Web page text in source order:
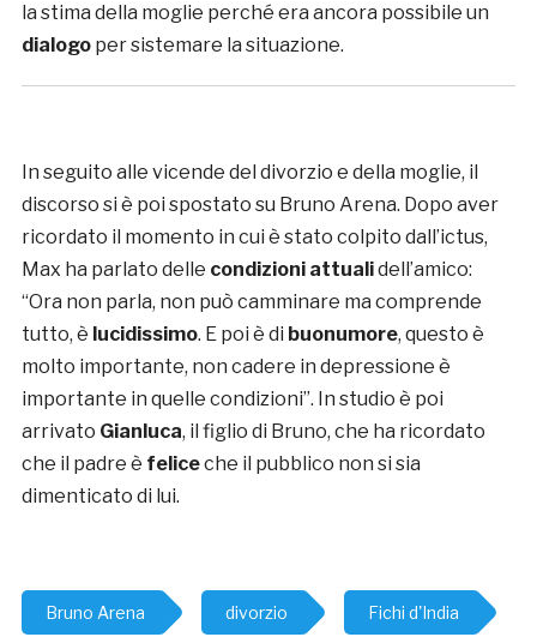
la stima della moglie perché era ancora possibile un
dialogoper sistemare la situazione.
In seguito alle vicende del divorzio e della moglie, il
discorso si è poi spostato su Bruno Arena. Dopo aver
ricordato il momento in cui è stato colpito dall’ictus,
Max ha parlato delle condizioni attualidell’amico:
“Ora non parla, non può camminare ma comprende
tutto, è lucidissimo. E poi è di buonumore, questo è
molto importante, non cadere in depressione è
importante in quelle condizioni”. In studio è poi
arrivato Gianluca, il figlio di Bruno, che ha ricordato
che il padre è feliceche il pubblico non si sia
dimenticato di lui.
Bruno Arena divorzio Fichi d'India